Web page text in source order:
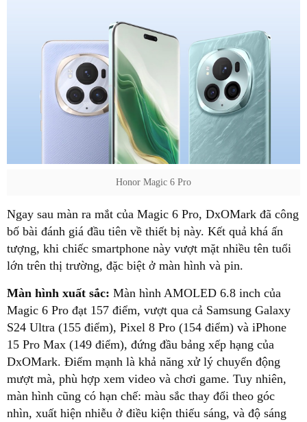
Honor Magic 6 Pro
Ngay sau màn ra mắt của Magic 6 Pro, DxOMark đã công
bố bài đánh giá đầu tiên về thiết bị này. Kết quả khá ấn
tượng, khi chiếc smartphone này vượt mặt nhiều tên tuổi
lớn trên thị trường, đặc biệt ở màn hình và pin.
Màn hình xuất sắc: Màn hình AMOLED 6.8 inch của
Magic 6 Pro đạt 157 điểm, vượt qua cả Samsung Galaxy
S24 Ultra (155 điểm), Pixel 8 Pro (154 điểm) và iPhone
15 Pro Max (149 điểm), đứng đầu bảng xếp hạng của
DxOMark. Điểm mạnh là khả năng xử lý chuyển động
mượt mà, phù hợp xem video và chơi game. Tuy nhiên,
màn hình cũng có hạn chế: màu sắc thay đổi theo góc
nhìn, xuất hiện nhiễu ở điều kiện thiếu sáng, và độ sáng